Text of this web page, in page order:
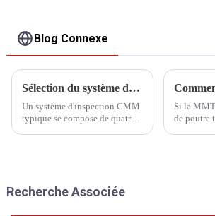
Blog Connexe
Sélection du système de détection de la CMM
Un système d'inspection CMM
typique se compose de quatre
Si la
de poutre
Recherche Associée